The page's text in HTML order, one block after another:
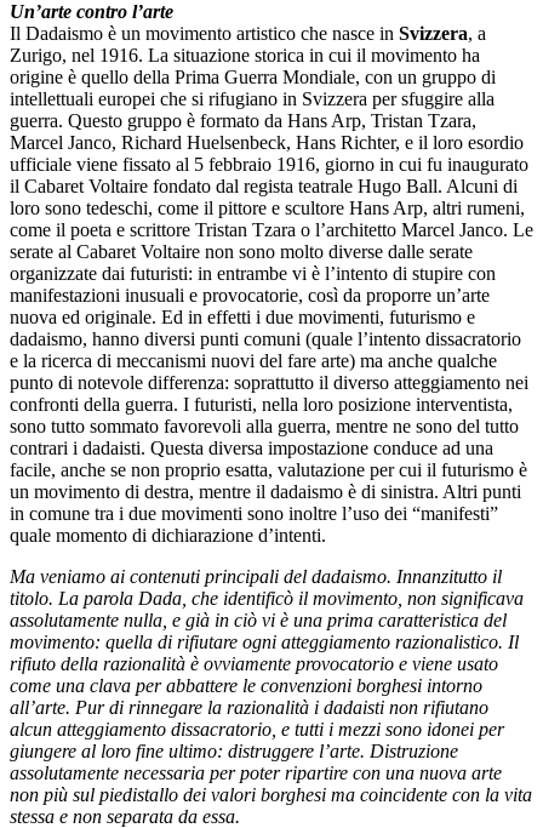
Un’arte contro l’arte
Il Dadaismo è un movimento artistico che nasce in Svizzera, a
Zurigo, nel 1916. La situazione storica in cui il movimento ha
origine è quello della Prima Guerra Mondiale, con un gruppo di
intellettuali europei che si rifugiano in Svizzera per sfuggire alla
guerra. Questo gruppo è formato da Hans Arp, Tristan Tzara,
Marcel Janco, Richard Huelsenbeck, Hans Richter, e il loro esordio
ufficiale viene fissato al 5 febbraio 1916, giorno in cui fu inaugurato
il Cabaret Voltaire fondato dal regista teatrale Hugo Ball. Alcuni di
loro sono tedeschi, come il pittore e scultore Hans Arp, altri rumeni,
come il poeta e scrittore Tristan Tzara o l’architetto Marcel Janco. Le
serate al Cabaret Voltaire non sono molto diverse dalle serate
organizzate dai futuristi: in entrambe vi è l’intento di stupire con
manifestazioni inusuali e provocatorie, così da proporre un’arte
nuova ed originale. Ed in effetti i due movimenti, futurismo e
dadaismo, hanno diversi punti comuni (quale l’intento dissacratorio
e la ricerca di meccanismi nuovi del fare arte) ma anche qualche
punto di notevole differenza: soprattutto il diverso atteggiamento nei
confronti della guerra. I futuristi, nella loro posizione interventista,
sono tutto sommato favorevoli alla guerra, mentre ne sono del tutto
contrari i dadaisti. Questa diversa impostazione conduce ad una
facile, anche se non proprio esatta, valutazione per cui il futurismo è
un movimento di destra, mentre il dadaismo è di sinistra. Altri punti
in comune tra i due movimenti sono inoltre l’uso dei “manifesti”
quale momento di dichiarazione d’intenti.
Ma veniamo ai contenuti principali del dadaismo. Innanzitutto il
titolo. La parola Dada, che identificò il movimento, non significava
assolutamente nulla, e già in ciò vi è una prima caratteristica del
movimento: quella di rifiutare ogni atteggiamento razionalistico. Il
rifiuto della razionalità è ovviamente provocatorio e viene usato
come una clava per abbattere le convenzioni borghesi intorno
all’arte. Pur di rinnegare la razionalità i dadaisti non rifiutano
alcun atteggiamento dissacratorio, e tutti i mezzi sono idonei per
giungere al loro fine ultimo: distruggere l’arte. Distruzione
assolutamente necessaria per poter ripartire con una nuova arte
non più sul piedistallo dei valori borghesi ma coincidente con la vita
stessa e non separata da essa.